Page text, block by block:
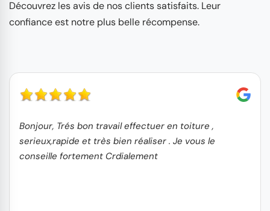
Découvrez les avis de nos clients satisfaits. Leur
confiance est notre plus belle récompense.
Bonjour, Trés bon travail effectuer en toiture ,
serieux,rapide et très bien réaliser . Je vous le
conseille fortement Crdialement